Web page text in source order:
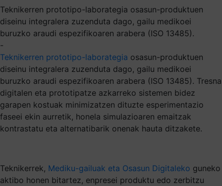
Teknikerren prototipo-laborategia osasun-produktuen
diseinu integralera zuzenduta dago, gailu medikoei
buruzko araudi espezifikoaren arabera (ISO 13485).
-
Teknikerren prototipo-laborategia osasun-produktuen
diseinu integralera zuzenduta dago, gailu medikoei
buruzko araudi espezifikoaren arabera (ISO 13485). Tresna
digitalen eta prototipatze azkarreko sistemen bidez
garapen kostuak minimizatzen dituzte esperimentazio
faseei ekin aurretik, honela simulazioaren emaitzak
kontrastatu eta alternatibarik onenak hauta ditzakete.
Teknikerrek, Mediku-gailuak eta Osasun Digitaleko guneko
aktibo honen bitartez, enpresei produktu edo zerbitzu